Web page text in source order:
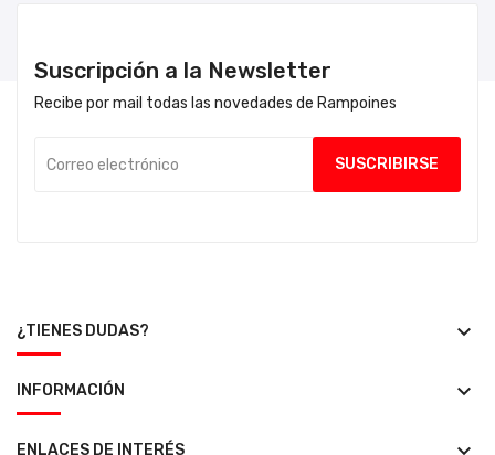
Suscripción a la Newsletter
Recibe por mail todas las novedades de Rampoines
¿TIENES DUDAS? keyboard_arrow_down
INFORMACIÓN keyboard_arrow_down
ENLACES DE INTERÉS